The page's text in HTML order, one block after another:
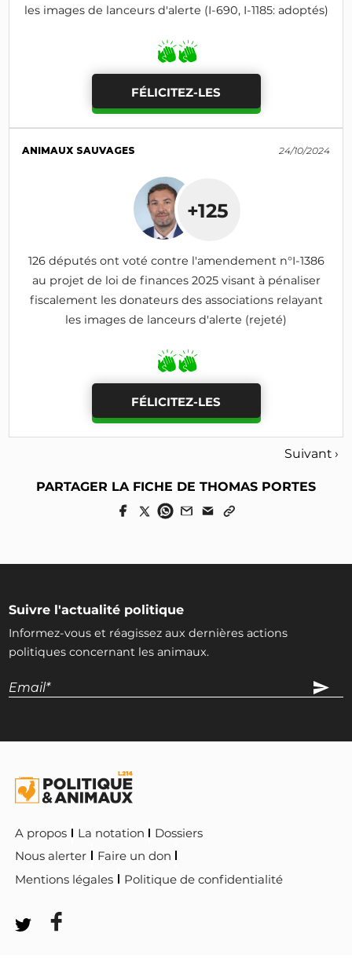
les images de lanceurs d'alerte (I-690, I-1185: adoptés)
FÉLICITEZ-LES
ANIMAUX SAUVAGES 24/10/2024
+125
126 députés ont voté contre l'amendement n°I-1386
au projet de loi de finances 2025 visant à pénaliser
fiscalement les donateurs des associations relayant
les images de lanceurs d'alerte (rejeté)
FÉLICITEZ-LES
Suivant ›
PARTAGER LA FICHE DE THOMAS PORTES
Suivre l'actualité politique
Informez-vous et réagissez aux dernières actions
politiques concernant les animaux.
A propos La notation
Dossiers
Nous alerter
Faire un don
Mentions légales
Politique de confidentialité